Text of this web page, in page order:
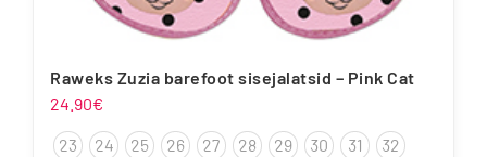
Raweks Zuzia barefoot sisejalatsid – Pink Cat
24.90€
23 24 25 26 27 28 29 30 31
32